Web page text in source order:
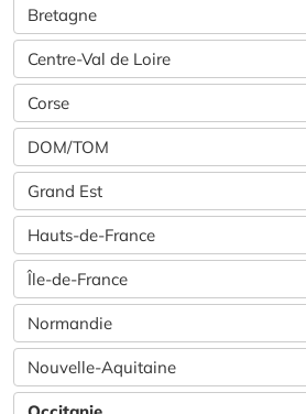
Bretagne
Centre-Val de Loire
Corse
DOM/TOM
Grand Est
Hauts-de-France
Île-de-France
Normandie
Nouvelle-Aquitaine